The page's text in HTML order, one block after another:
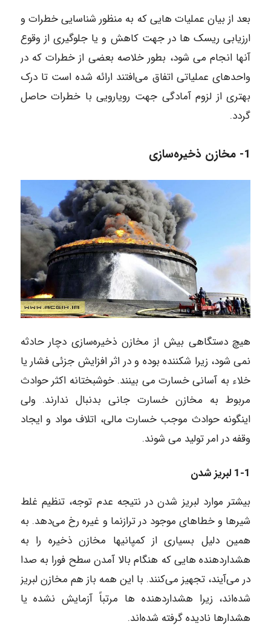
بعد از بیان عملیات هایی که به منظور شناسایی خطرات و
ارزیابی ریسک ها در جهت کاهش و یا جلوگیری از وقوع
آنها انجام می شود، بطور خلاصه بعضی از خطرات که در
واحدهای عملیاتی اتفاق می‌افتند ارائه شده است تا درک
بهتری از لزوم آمادگی جهت رویارویی با خطرات حاصل
گردد.
1- مخازن ذخیره‌سازی
هیچ دستگاهی بیش از مخازن ذخیره‌سازی دچار حادثه
نمی شود، زیرا شکننده بوده و در اثر افزایش جزئی فشار یا
خلاء به آسانی خسارت می بینند. خوشبختانه اکثر حوادث
مربوط به مخازن خسارت جانی بدنبال ندارند. ولی
اینگونه حوادث موجب خسارت مالی، اتلاف مواد و ایجاد
وقفه در امر تولید می شوند.
1-1 لبریز شدن
بیشتر موارد لبریز شدن در نتیجه عدم توجه، تنظیم غلط
شیرها و خطاهای موجود در ترازنما و غیره رخ می‌دهد. به
همین دلیل بسیاری از کمپانیها مخازن ذخیره را به
هشداردهنده‌ هایی که هنگام بالا آمدن سطح فورا به صدا
در می‌آیند، تجهیز می‌کنند. با این همه باز هم مخازن لبریز
شده‌اند، زیرا هشداردهنده‌ ها مرتباً آزمایش نشده یا
هشدارها نادیده گرفته شده‌اند.